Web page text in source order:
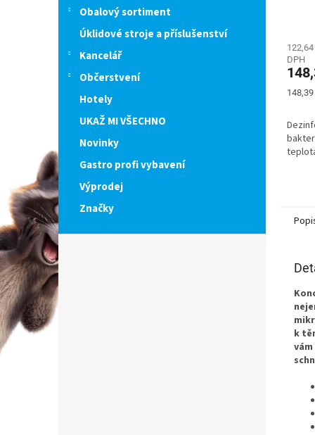
Obalový sortiment
Úklidové stroje a příslušenství
Kancelář
Občerstvení
Hotely
UKAŽ MI VŠECHNO
Novinky
Gastro profi vybavení
Výprodej
Značky
je
5,0
z
DPH
Měrná
148,39
k